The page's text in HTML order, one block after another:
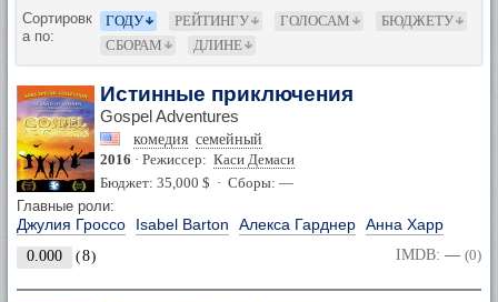
Сортировк
а по:
ГОДУ РЕЙТИНГУ ГОЛОСАМ
БЮДЖЕТУ
СБОРАМ
ДЛИНЕ
Истинные приключения
Gospel Adventures
комедия семейный
2016 · Режиссер: Каси Демаси
Бюджет: 35,000 $ · Сборы: —
Главные роли:
Джулия Гроссо Isabel Barton Алекса Гарднер Анна Харр
0.000 (8) IMDB: — (0)